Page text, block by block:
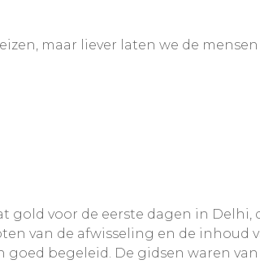
maar liever laten we de
voor de eerste dagen in Delhi,
van de afwisseling en de inhoud
begeleid. De gidsen waren